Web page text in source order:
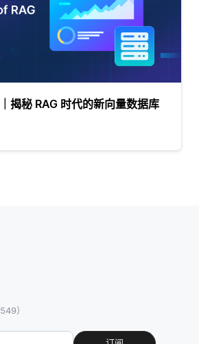
揭秘 RAG 时代的新向量数据库
）